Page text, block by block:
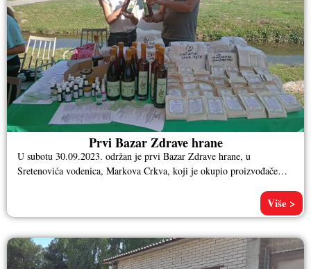
Prvi Bazar Zdrave hrane
U subotu 30.09.2023. održan je prvi Bazar Zdrave hrane, u
Sretenovića vodenica, Markova Crkva, koji je okupio proizvođače
Više >